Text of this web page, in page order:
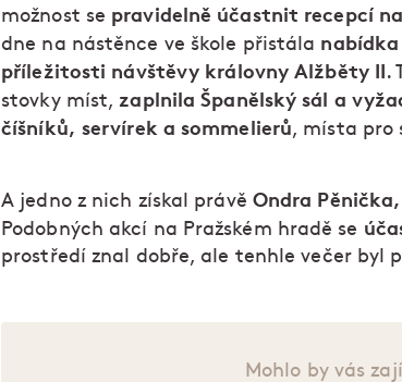
možnost se pravidelně účastnit recepcí
dne na nástěnce ve škole přistála
příležitosti návštěvy královny Alžběty II.
stovky míst, zaplnila Španělský sál a
číšníků, servírek a sommelierů, místa pro
A jedno z nich získal právě Ondra
Podobných akcí na Pražském hradě se
prostředí znal dobře, ale tenhle večer byl
Mohlo by vás